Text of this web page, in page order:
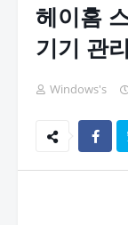
헤이홈
기기 관
Windows's